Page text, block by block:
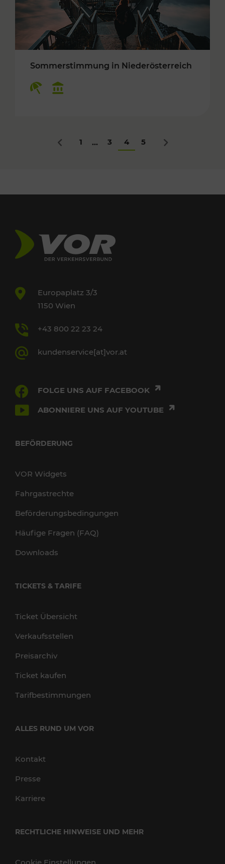
Sommerstimmung in Niederösterreich
Zurück
1 ... 3 4 5 Nächstes
Europaplatz 3/3
1150 Wien
+43 800 22 23 24
kundenservice[at]vor.at
FOLGE UNS AUF FACEBOOK
ABONNIERE UNS AUF YOUTUBE
BEFÖRDERUNG
VOR Widgets
Fahrgastrechte
Beförderungsbedingungen
Häufige Fragen (FAQ)
Downloads
TICKETS & TARIFE
Ticket Übersicht
Verkaufsstellen
Preisarchiv
Ticket kaufen
Tarifbestimmungen
ALLES RUND UM VOR
Kontakt
Presse
Karriere
RECHTLICHE HINWEISE UND MEHR